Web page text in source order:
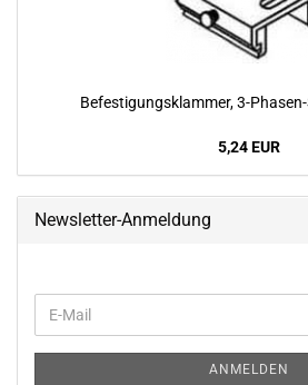
Be­fes­ti­gungs­klam­mer, 3-​
5,24 EUR
Newsletter-Anmeldung
ZUR
E-
Mail
ANMELDEN